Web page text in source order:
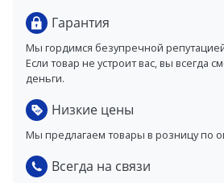
Гарантия
Мы гордимся безупречной
Если товар не устроит вас, вы всегда
деньги.
Низкие цены
Мы предлагаем товары в розницу по
Всегда на связи